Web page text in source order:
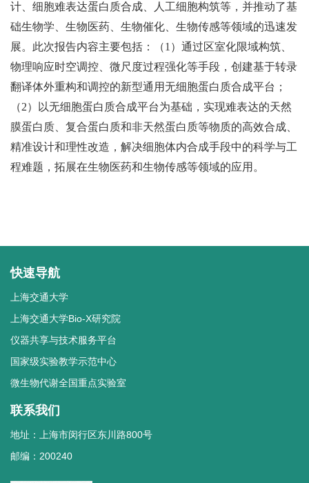
计、细胞难表达蛋白质合成、人工细胞构筑等，并推动了基
础生物学、生物医药、生物催化、生物传感等领域的迅速发
展。此次报告内容主要包括：（1）通过区室化限域构筑、
物理响应时空调控、微尺度过程强化等手段，创建基于转录
翻译体外重构和调控的新型通用无细胞蛋白质合成平台；
（2）以无细胞蛋白质合成平台为基础，实现难表达的天然
膜蛋白质、复合蛋白质和非天然蛋白质等物质的高效合成、
精准设计和理性改造，解决细胞体内合成手段中的科学与工
程难题，拓展在生物医药和生物传感等领域的应用。
快速导航
上海交通大学
上海交通大学Bio-X研究院
仪器共享与技术服务平台
国家级实验教学示范中心
微生物代谢全国重点实验室
联系我们
地址：上海市闵行区东川路800号
邮编：200240